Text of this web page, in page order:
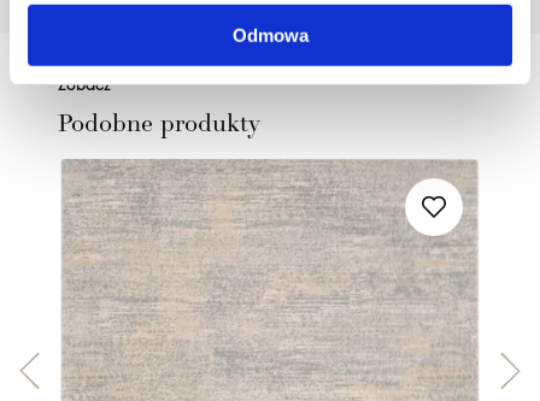
Odmowa
Zobacz
Podobne produkty